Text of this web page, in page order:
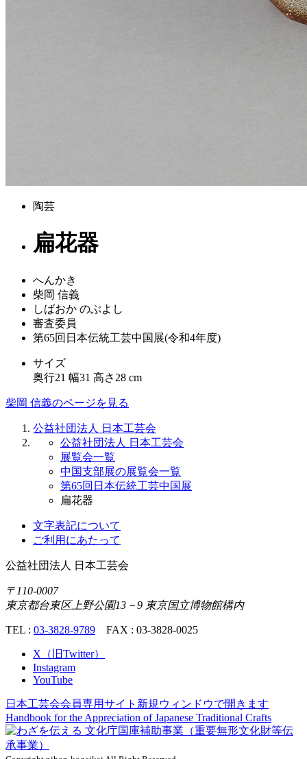
陶芸
扁花器
へんかき
柴岡 信義
しばおか のぶよし
審査委員
第65回日本伝統工芸中国展(令和4年度)
サイズ
奥行21 幅31 高さ28 cm
柴岡 信義のページを見る
公益社団法人 日本工芸会
公益社団法人 日本工芸会
展覧会一覧
中国支部展の展覧会一覧
第65回日本伝統工芸中国展
扁花器
文字表記について
ご利用にあたって
公益社団法人 日本工芸会
〒110-0007
東京都台東区上野公園13－9 東京国立博物館構内
TEL : 03-3828-9789 FAX : 03-3828-0025
X（旧Twitter）
Instagram
YouTube
日本工芸会会員専用サイト 新規ウィンドウで開きます
Handbook for the Appreciation ofJapanese Traditional Crafts